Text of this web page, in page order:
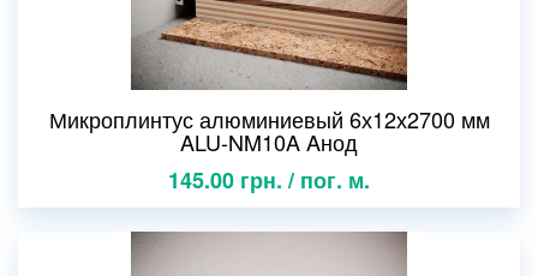
Микроплинтус алюминиевый 6х12х2700 мм
ALU-NM10A Aнод
145.00 грн. / пог. м.